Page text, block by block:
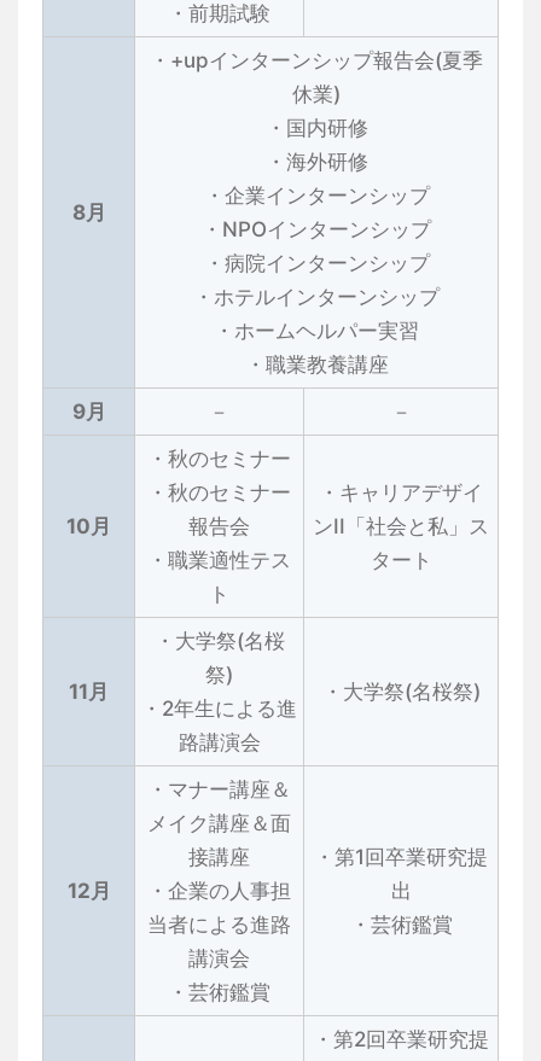
・前期試験
8月
・+upインターンシップ報告会(夏季
休業)
・国内研修
・海外研修
・企業インターンシップ
・NPOインターンシップ
・病院インターンシップ
・ホテルインターンシップ
・ホームヘルパー実習
・職業教養講座
9月
－ －
10月
・秋のセミナー
・秋のセミナー
報告会
・職業適性テス
ト
・キャリアデザイ
ンII「社会と私」ス
タート
11月
・大学祭(名桜
祭)
・2年生による進
路講演会
・大学祭(名桜祭)
12月
・マナー講座＆
メイク講座＆面
接講座
・企業の人事担
当者による進路
講演会
・芸術鑑賞
・第1回卒業研究提
出
・芸術鑑賞
・第2回卒業研究提